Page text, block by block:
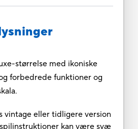
størrelse med ikoniske
forbedrede funktioner og
vintage eller tidligere version
kan være svæ